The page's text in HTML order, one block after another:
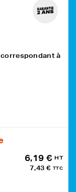
à
6,19 € HT
7,43 € TTC